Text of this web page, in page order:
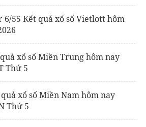
55 Kết quả xổ số Vietlott hôm
xổ số Miền Trung hôm nay
Thứ 5
xổ số Miền Nam hôm nay
Thứ 5